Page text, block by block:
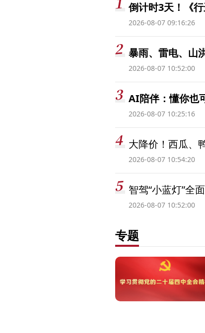
倒计时3天！《
2026-08-07 09:16:26
暴雨、雷电、山
2026-08-07 10:52:00
AI陪伴：懂你也
2026-08-07 10:25:16
大降价！西瓜、
2026-08-07 10:54:20
智驾“小蓝灯”全
2026-08-07 10:52:00
专题